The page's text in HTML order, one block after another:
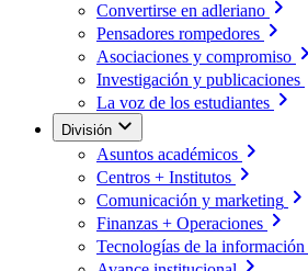
Convertirse en adleriano
Pensadores rompedores
Asociaciones y compromiso
Investigación y publicaciones
La voz de los estudiantes
División
Asuntos académicos
Centros + Institutos
Comunicación y marketing
Finanzas + Operaciones
Tecnologías de la información